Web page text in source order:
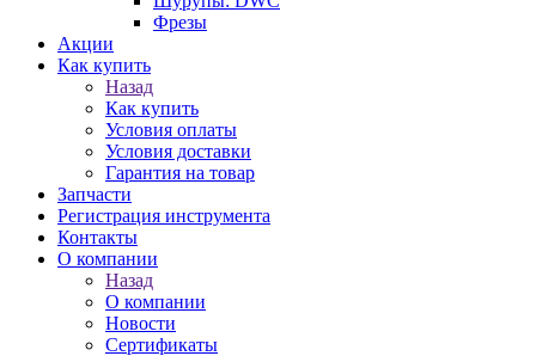
Фрезы
Акции
Как купить
Назад
Как купить
Условия оплаты
Условия доставки
Гарантия на товар
Запчасти
Регистрация инструмента
Контакты
О компании
Назад
О компании
Новости
Сертификаты